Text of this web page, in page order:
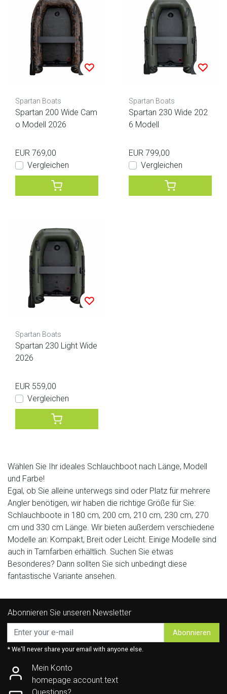
Spartan Boats
Spartan 200 Wide Cam
o Modell 2026
EUR 769,00
Vergleichen
Spartan Boats
Spartan 230 Wide 202
6 Modell
EUR 799,00
Vergleichen
Spartan Boats
Spartan 230 Light Wide
2026
EUR 559,00
Vergleichen
Wählen Sie Ihr ideales Schlauchboot nach Länge, Modell
und Farbe!
Egal, ob Sie alleine unterwegs sind oder Platz für mehrere
Angler benötigen, wir haben die richtige Größe für Sie:
Schlauchboote in 180 cm, 200 cm, 210 cm, 230 cm, 270
cm und 330 cm Länge. Wir bieten außerdem verschiedene
Modelle an: Kompakt, Breit oder Leicht. Einige Modelle sind
auch in Tarnfarben erhältlich. Suchen Sie etwas
Besonderes? Dann sollten Sie sich unbedingt diese
fantastische Variante ansehen.
Abonnieren Sie unseren Newsletter
Abonnieren
* We'll never share your email with anyone else.
Mein Konto
homepage.account.text